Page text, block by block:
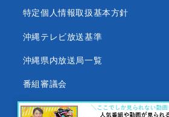
特定個人情報取扱基本方針
沖縄テレビ放送基準
沖縄県内放送局一覧
番組審議会
沖縄テレビ名義の後援依頼について